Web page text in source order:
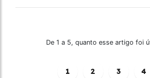
De 1 a 5, quanto esse artigo foi
1 2 3 4